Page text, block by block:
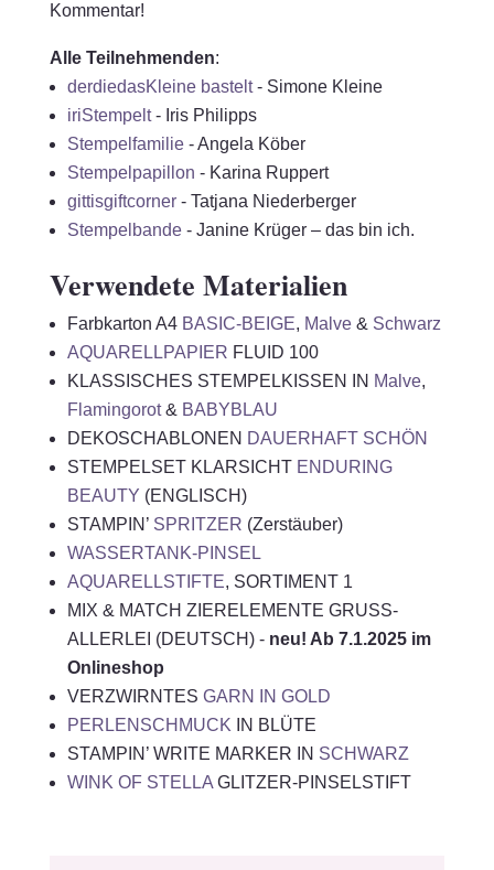
Kommentar!
Alle Teilnehmenden:
derdiedasKleine bastelt- Simone Kleine
iriStempelt- Iris Philipps
Stempelfamilie- Angela Köber
Stempelpapillon - Karina Ruppert
gittisgiftcorner - Tatjana Niederberger
Stempelbande - Janine Krüger – das bin ich.
Verwendete Materialien
Farbkarton A4 BASIC-BEIGE, Malve & Schwarz
AQUARELLPAPIER FLUID 100
KLASSISCHES STEMPELKISSEN IN Malve,
Flamingorot& BABYBLAU
DEKOSCHABLONEN DAUERHAFT SCHÖN
STEMPELSET KLARSICHT ENDURING
BEAUTY (ENGLISCH)
STAMPIN’ SPRITZER (Zerstäuber)
WASSERTANK-PINSEL
AQUARELLSTIFTE, SORTIMENT 1
MIX & MATCH ZIERELEMENTE GRUSS-
ALLERLEI (DEUTSCH) - neu! Ab 7.1.2025 im
Onlineshop
VERZWIRNTES GARN IN GOLD
PERLENSCHMUCK
IN BLÜTE
STAMPIN’ WRITE MARKER IN SCHWARZ
WINK OF STELLAGLITZER-PINSELSTIFT